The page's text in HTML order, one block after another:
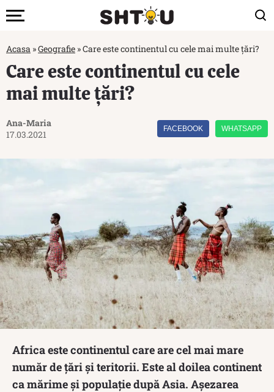
Acasa »Geografie »Care este continentul cu cele mai multe țări?
Care este continentul cu cele
mai multe țări?
Ana-Maria
17.03.2021
FACEBOOK WHATSAPP
Africa este continentul care are cel mai mare
număr de țări și teritorii. Este al doilea continent
ca mărime și populație după Asia. Așezarea